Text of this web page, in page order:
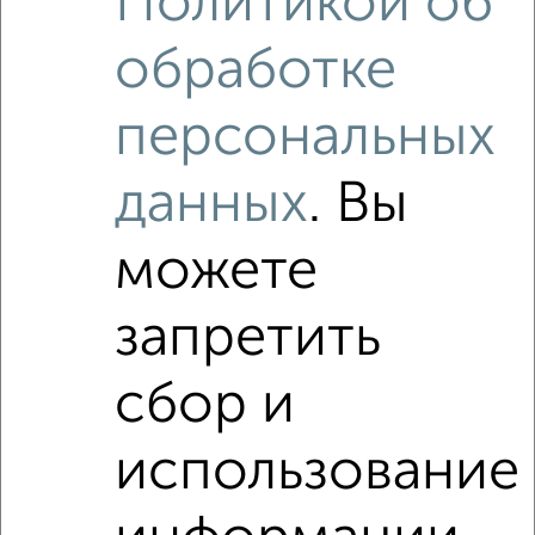
Рядом, с меньшей ценой
Недалеко от Саврасова 86 с ценой ниже
обработке
персональных
данных. Вы
можете
запретить
сбор и
использование